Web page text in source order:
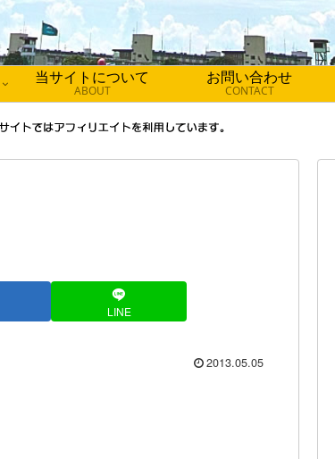
当サイトについて
ABOUT
お問い合わせ
CONTACT
LINE
2013.05.05